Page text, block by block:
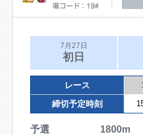
7月27日
初日
レース
締切予定時刻
予選 1800m